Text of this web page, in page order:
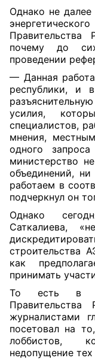
Однако не далее
почему до
проведении
— Данная
республики, и
усилия,
специалистов,
мнения,
одного
министерство
объединений,
работаем в
подчеркнул он
Однако
Саткалиева,
строительства
как
принимать
То есть в
журналистами
посетовал на
лоббистов,
недопущение